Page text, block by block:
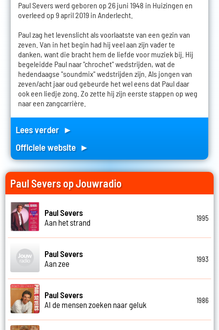
Paul Severs werd geboren op 26 juni 1948 in Huizingen en
overleed op 9 april 2019 in Anderlecht.
Paul zag het levenslicht als voorlaatste van een gezin van
zeven. Van in het begin had hij veel aan zijn vader te
danken, want die bracht hem de liefde voor muziek bij. Hij
begeleidde Paul naar "chrochet" wedstrijden, wat de
hedendaagse "soundmix" wedstrijden zijn. Als jongen van
zeven/acht jaar oud gebeurde het wel eens dat Paul daar
ook een liedje zong. Zo zette hij zijn eerste stappen op weg
naar een zangcarrière.
Lees verder ►
Officiele website ►
Paul Severs op Jouwradio
Paul Severs
Aan het strand
1995
Paul Severs
Aan zee
1993
Paul Severs
Al de mensen zoeken naar geluk
1986